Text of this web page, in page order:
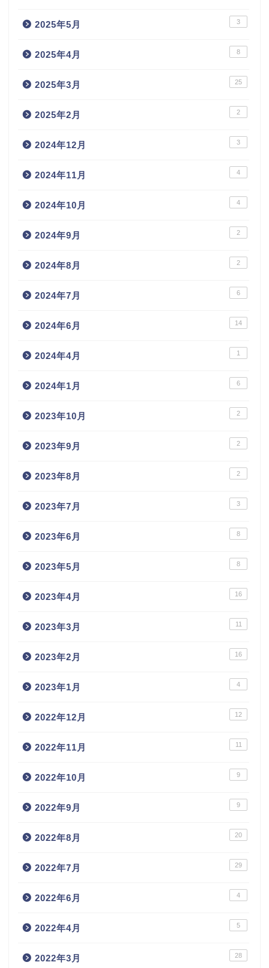
2025年5月 3
2025年4月 8
2025年3月 25
2025年2月 2
2024年12月 3
2024年11月 4
2024年10月 4
2024年9月 2
2024年8月 2
2024年7月 6
2024年6月 14
2024年4月 1
2024年1月 6
2023年10月 2
2023年9月 2
2023年8月 2
2023年7月 3
2023年6月 8
2023年5月 8
2023年4月 16
2023年3月 11
2023年2月 16
2023年1月 4
2022年12月 12
2022年11月 11
2022年10月 9
2022年9月 9
2022年8月 20
2022年7月 29
2022年6月 4
2022年4月 5
2022年3月 28